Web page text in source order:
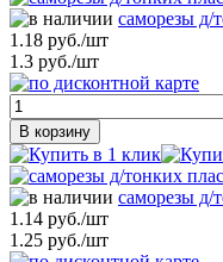
саморезы д/
1.18 руб./шт
1.3 руб./шт
В корзину
саморезы д/
1.14 руб./шт
1.25 руб./шт